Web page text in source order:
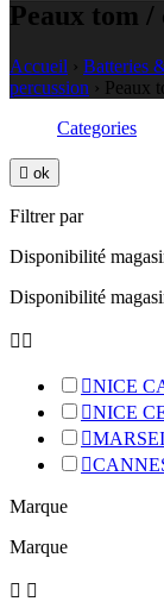
Peaux tom /
Accueil › Batteries
percussion › Peaux
Categories
 ok
Filtrer par
Disponibilité
Disponibilité
 
NICE
NICE


Marque
Marque
 